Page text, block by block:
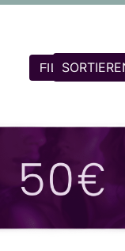
FILTERN